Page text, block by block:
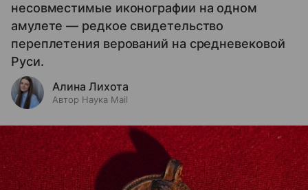
несовместимые иконографии на одном
амулете — редкое свидетельство
переплетения верований на средневековой
Руси.
Алина Лихота
Автор Наука Mail